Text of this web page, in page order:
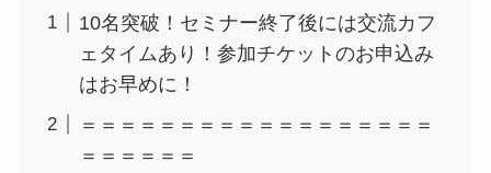
10名突破！セミナー終了後には交流カフ
ェタイムあり！参加チケットのお申込み
はお早めに！
＝＝＝＝＝＝＝＝＝＝＝＝＝＝＝＝＝＝
＝＝＝＝＝＝